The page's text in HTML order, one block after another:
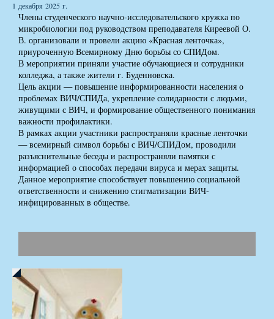
1 декабря 2025 г.
Члены студенческого научно-исследовательского кружка по
микробиологии под руководством преподавателя Киреевой О.
В. организовали и провели акцию «Красная ленточка»,
приуроченную Всемирному Дню борьбы со СПИДом.
В мероприятии приняли участие обучающиеся и сотрудники
колледжа, а также жители г. Буденновска.
Цель акции — повышение информированности населения о
проблемах ВИЧ/СПИДа, укрепление солидарности с людьми,
живущими с ВИЧ, и формирование общественного понимания
важности профилактики.
В рамках акции участники распространяли красные ленточки
— всемирный символ борьбы с ВИЧ/СПИДом, проводили
разъяснительные беседы и распространяли памятки с
информацией о способах передачи вируса и мерах защиты.
Данное мероприятие способствует повышению социальной
ответственности и снижению стигматизации ВИЧ-
инфицированных в обществе.